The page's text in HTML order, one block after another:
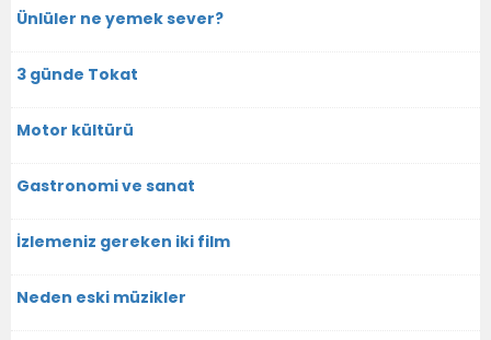
Ünlüler ne yemek sever?
3 günde Tokat
Motor kültürü
Gastronomi ve sanat
İzlemeniz gereken iki film
Neden eski müzikler